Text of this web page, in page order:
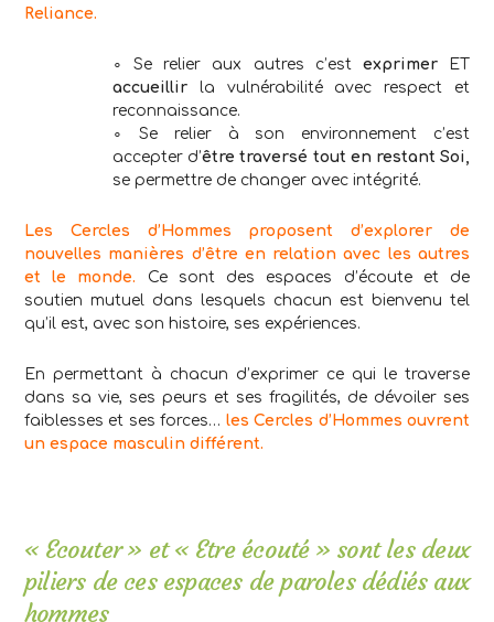
Reliance.
∘ Se relier aux autres c’est exprimerET
accueillir la vulnérabilité avec respect et
reconnaissance.
∘ Se relier à son environnement c’est
accepter d’être traversé tout en restant Soi,
se permettre de changer avec intégrité.
Les Cercles d’Hommes proposent d’explorer de
nouvelles manières d’être en relation avec les autres
et le monde. Ce sont des espaces d’écoute et de
soutien mutuel dans lesquels chacun est bienvenu tel
qu’il est, avec son histoire, ses expériences.
En permettant à chacun d’exprimer ce qui le traverse
dans sa vie, ses peurs et ses fragilités, de dévoiler ses
faiblesses et ses forces… les Cercles d’Hommes ouvrent
un espace masculin différent.
« Ecouter » et « Etre écouté » sont les deux
piliers de ces espaces de paroles dédiés aux
hommes